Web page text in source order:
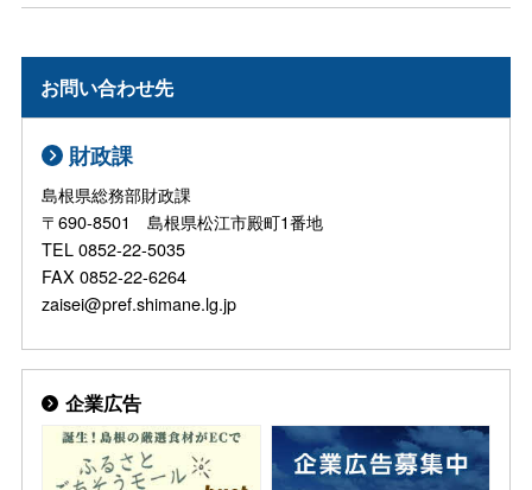
お問い合わせ先
財政課
島根県総務部財政課
〒690-8501 島根県松江市殿町1番地
TEL 0852-22-5035
FAX 0852-22-6264
zaisei@pref.shimane.lg.jp
企業広告